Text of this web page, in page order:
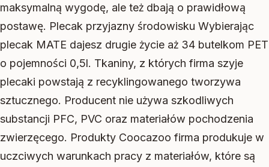
maksymalną wygodę, ale też dbają o prawidłową
postawę. Plecak przyjazny środowisku Wybierając
plecak MATE dajesz drugie życie aż 34 butelkom PET
o pojemności 0,5l. Tkaniny, z których firma szyje
plecaki powstają z recyklingowanego tworzywa
sztucznego. Producent nie używa szkodliwych
substancji PFC, PVC oraz materiałów pochodzenia
zwierzęcego. Produkty Coocazoo firma produkuje w
uczciwych warunkach pracy z materiałów, które są